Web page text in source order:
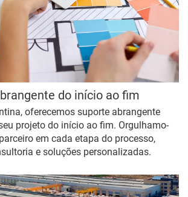
do início ao fim
oferecemos suporte abrangente
projeto do início ao fim. Orgulhamo-
em cada etapa do processo,
e soluções personalizadas.